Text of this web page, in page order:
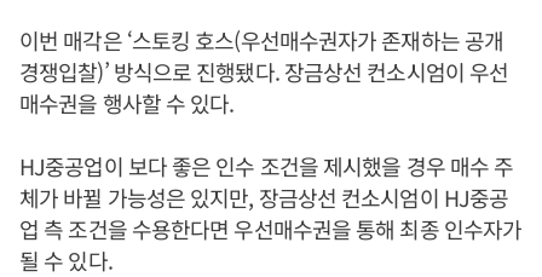
이번 매각은 ‘스토킹 호스(우선매수권자가 존재하는 공개
경쟁입찰)’ 방식으로 진행됐다. 장금상선 컨소시엄이 우선
매수권을 행사할 수 있다.
HJ중공업이 보다 좋은 인수 조건을 제시했을 경우 매수 주
체가 바뀔 가능성은 있지만, 장금상선 컨소시엄이 HJ중공
업 측 조건을 수용한다면 우선매수권을 통해 최종 인수자가
될 수 있다.